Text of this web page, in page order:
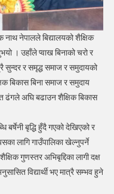
नेपालले बिद्यालयको शैक्षिक
। उहाँले प्वाख बिनाको चरो र
सुन्दर र समृद्ध समाज र समुदायको
बिकास बिना समाज र समुदाय
ढंगले अघि बढाउन शैक्षिक बिकास
बर्षेनी बृद्धि हुँदै गएको देखिएको र
लागि गाउँपालिका खेल्नुपर्ने
गुणस्तर अभिबृद्दिका लागी दक्ष
विद्यार्थी भए मात्रै सम्भव हुने